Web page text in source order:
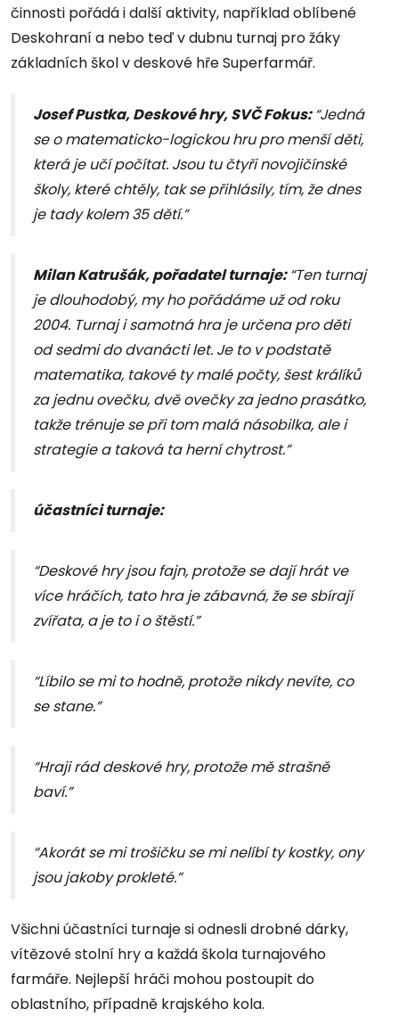
činnosti pořádá i další aktivity, například oblíbené
Deskohraní a nebo teď v dubnu turnaj pro žáky
základních škol v deskové hře Superfarmář.
Josef Pustka, Deskové hry, SVČ Fokus:“Jedná
se o matematicko-logickou hru pro menší děti,
která je učí počítat. Jsou tu čtyři novojičínské
školy, které chtěly, tak se přihlásily, tím, že dnes
je tady kolem 35 dětí.”
Milan Katrušák, pořadatel turnaje:“Ten turnaj
je dlouhodobý, my ho pořádáme už od roku
2004. Turnaj i samotná hra je určena pro děti
od sedmi do dvanácti let. Je to v podstatě
matematika, takové ty malé počty, šest králíků
za jednu ovečku, dvě ovečky za jedno prasátko,
takže trénuje se při tom malá násobilka, ale i
strategie a taková ta herní chytrost.”
účastníci turnaje:
“Deskové hry jsou fajn, protože se dají hrát ve
více hráčích, tato hra je zábavná, že se sbírají
zvířata, a je to i o štěstí.”
“Líbilo se mi to hodně, protože nikdy nevíte, co
se stane.”
“Hraji rád deskové hry, protože mě strašně
baví.”
“Akorát se mi trošičku se mi nelíbí ty kostky, ony
jsou jakoby prokleté.”
Všichni účastníci turnaje si odnesli drobné dárky,
vítězové stolní hry a každá škola turnajového
farmáře. Nejlepší hráči mohou postoupit do
oblastního, případně krajského kola.